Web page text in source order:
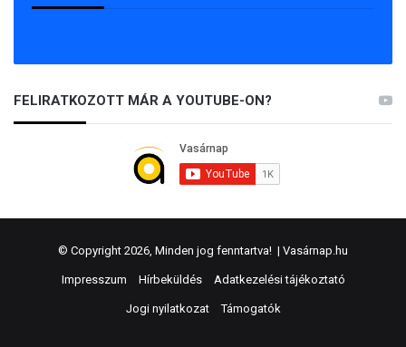
FELIRATKOZOTT MÁR A YOUTUBE-ON?
© Copyright 2026, Minden jog fenntartva! | Vasárnap.hu
Impresszum Hírbeküldés Adatkezelési tájékoztató
Jogi nyilatkozat Támogatók